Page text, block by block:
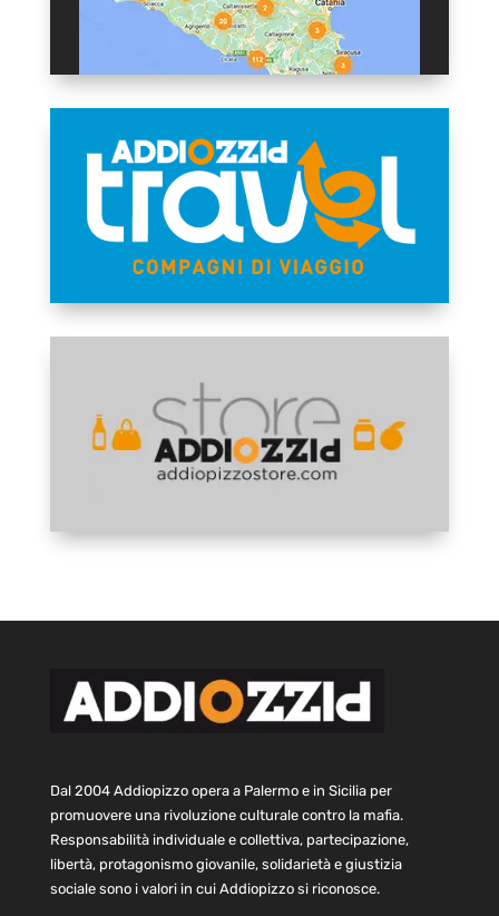
Dal 2004 Addiopizzo opera a Palermo e in Sicilia per
promuovere una rivoluzione culturale contro la mafia.
Responsabilità individuale e collettiva, partecipazione,
libertà, protagonismo giovanile, solidarietà e giustizia
sociale sono i valori in cui Addiopizzo si riconosce.